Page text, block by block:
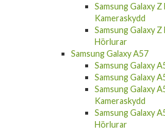
Samsung Galaxy
Kameraskydd
Samsung Galaxy
Hörlurar
Samsung Galaxy A57
Samsung Galaxy
Samsung Galaxy
Samsung Galaxy
Kameraskydd
Samsung Galaxy
Hörlurar